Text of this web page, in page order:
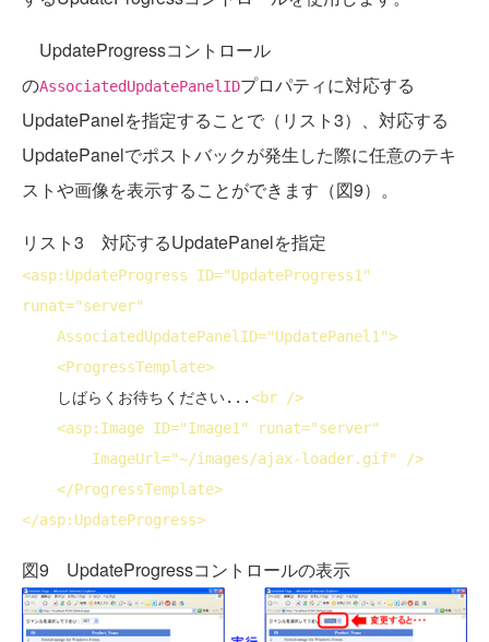
UpdateProgressコントロール
のAssociatedUpdatePanelIDプロパティに対応する
UpdatePanelを指定することで（リスト3）、対応する
UpdatePanelでポストバックが発生した際に任意のテキ
ストや画像を表示することができます（図9）。
リスト3 対応するUpdatePanelを指定
<asp:UpdateProgress ID
runat="server"
AssociatedUpdatePanelID="UpdatePanel1">
<ProgressTemplate>
    しばらくお待ちください...
<br />
<asp:Image ID="Image1" runat="server"
ImageUrl="~/images/ajax-loader.gif" />
</ProgressTemplate>
</asp:UpdateProgress>
図9 UpdateProgressコントロールの表示